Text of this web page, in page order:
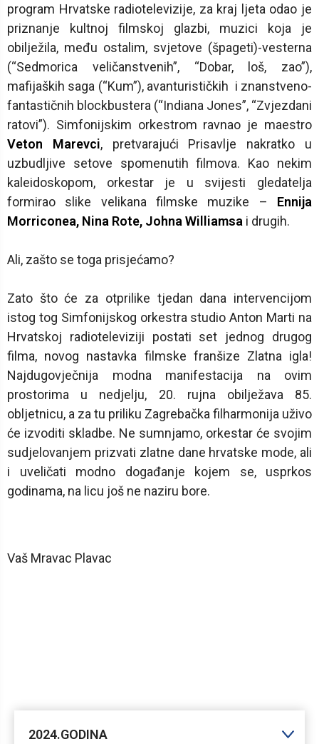
program Hrvatske radiotelevizije, za kraj ljeta odao je
priznanje kultnoj filmskoj glazbi, muzici koja je
obilježila, među ostalim, svjetove (špageti)-vesterna
(“Sedmorica veličanstvenih”, “Dobar, loš, zao”),
mafijaških saga (“Kum”), avanturističkih i znanstveno-
fantastičnih blockbustera (“Indiana Jones”, “Zvjezdani
ratovi”). Simfonijskim orkestrom ravnao je maestro
Veton Marevci, pretvarajući Prisavlje nakratko u
uzbudljive setove spomenutih filmova. Kao nekim
kaleidoskopom, orkestar je u svijesti gledatelja
formirao slike velikana filmske muzike – Ennija
Morriconea, Nina Rote, Johna Williamsa i drugih.
Ali, zašto se toga prisjećamo?
Zato što će za otprilike tjedan dana intervencijom
istog tog Simfonijskog orkestra studio Anton Marti na
Hrvatskoj radioteleviziji postati set jednog drugog
filma, novog nastavka filmske franšize Zlatna igla!
Najdugovječnija modna manifestacija na ovim
prostorima u nedjelju, 20. rujna obilježava 85.
obljetnicu, a za tu priliku Zagrebačka filharmonija uživo
će izvoditi skladbe. Ne sumnjamo, orkestar će svojim
sudjelovanjem prizvati zlatne dane hrvatske mode, ali
i uveličati modno događanje kojem se, usprkos
godinama, na licu još ne naziru bore.
Vaš Mravac Plavac
2024.GODINA